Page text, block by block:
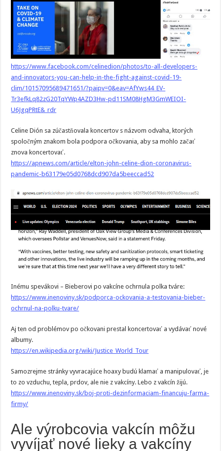
https://www.facebook.com/celinedion/photos/to-all-developers-
and-innovators-you-can-help-in-the-fight-against-covid-19-
clim/10157095689471651/?paipv=0&eav=AfYws44_EV-
Tr3efkLq82zG20TqYWp4AZD3Hw-pd11SM08HgM3GmWEIOI-
U6JgqPRtE&_rdr
Celine Dión sa zúčastňovala koncertov s názvom odvaha, ktorých
spoločným znakom bola podpora očkovania, aby sa mohlo začať
znova koncertovať.
https://apnews.com/article/elton-john-celine-dion-coronavirus-
pandemic-b63179e05d0768dcd907da5beeccad52
Inému spevákovi – Bieberovi po vakcíne ochrnula polka tváre:
https://www.inenoviny.sk/podporca-ockovania-a-testovania-bieber-
ochrnul-na-polku-tvare/
Aj ten od problémov po očkovani prestal koncertovať a vydávať nové
albumy.
https://en.wikipedia.org/wiki/Justice_World_Tour
Samozrejme stránky vyvracajúce hoaxy budú klamať a manipulovať, je
to zo vzduchu, tepla, prdov, ale nie z vakcíny. Lebo z vakcín žijú.
https://www.inenoviny.sk/boj-proti-dezinformaciam-financuju-farma-
firmy/
Ale výrobcovia vakcín môžu
vyvíjať nové lieky a vakcíny